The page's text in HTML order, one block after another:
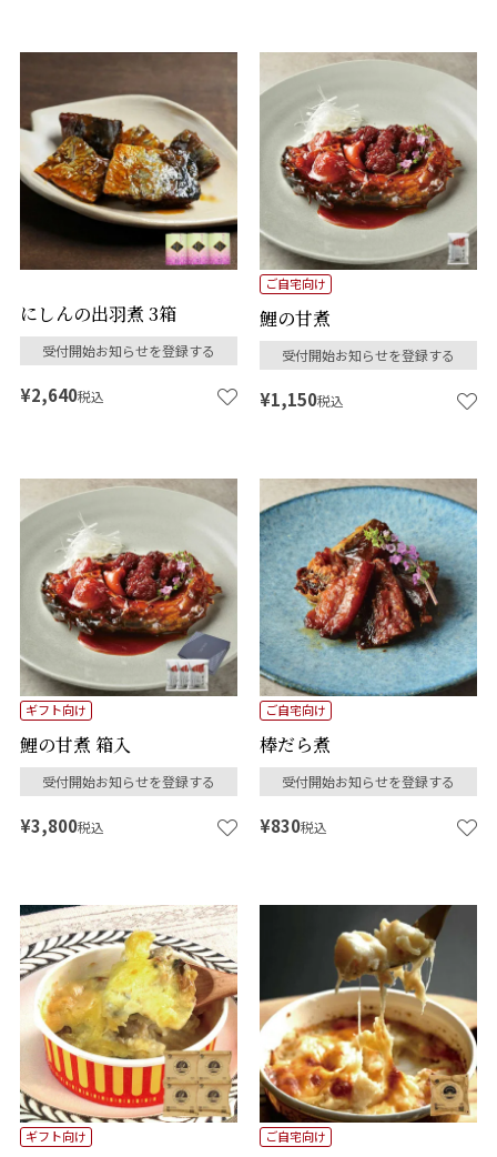
にしんの出羽煮 3箱
受付開始お知らせを登録する
¥2,640税込
鯉の甘煮
ご自宅向け
受付開始お知らせを登録する
¥1,150税込
鯉の甘煮 箱入
ギフト向け
受付開始お知らせを登録する
¥3,800税込
棒だら煮
ご自宅向け
受付開始お知らせを登録する
¥830税込
ギフト向け ご自宅向け